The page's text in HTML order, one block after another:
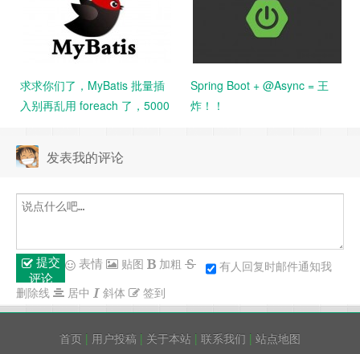
求求你们了，MyBatis 批量插
入别再乱用 foreach 了，5000
Spring Boot + @Async = 王
炸！！
发表我的评论
提交
评论
有人回复时邮件通知我
表情 贴图
加粗
删除线
居中 斜体 签到
首页 | 用户投稿 | 关于本站 | 联系我们 | 站点地图